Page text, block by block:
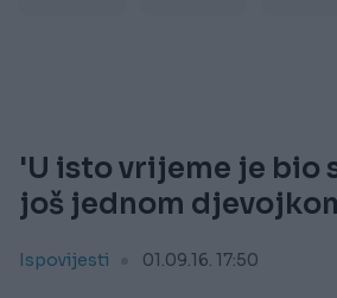
'U isto vrijeme je bio
još jednom
Ispovijesti 01.09.16. 17:50